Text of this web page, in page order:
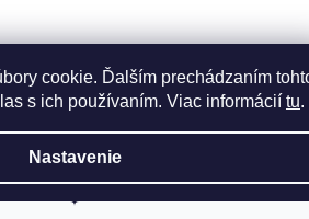
cookie. Ďalším prechádzaním
s ich používaním. Viac informácií tu.
Nastavenie